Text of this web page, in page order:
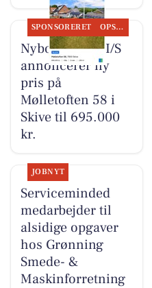
SPONSORERET OPSLAGSTAVLEN
Nybolig Skive I/S
annoncerer ny
pris på
Mølletoften 58 i
Skive til 695.000
kr.
JOBNYT
Serviceminded
medarbejder til
alsidige opgaver
hos Grønning
Smede- &
Maskinforretning